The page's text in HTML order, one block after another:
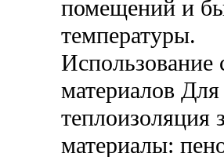
помещений и
температуры.
Использование
материалов
теплоизоляция
материалы: